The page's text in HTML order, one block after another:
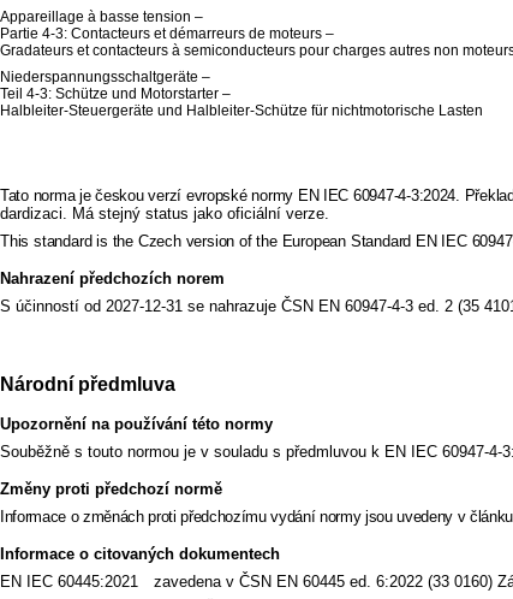
Appareillage à basse tension –
Partie 4-3: Contacteurs et démarreurs de moteurs –
Gradateurs et contacteurs à semiconducteurs pour charges autres non
Niederspannungsschaltgeräte –
Teil 4-3: Schütze und Motorstarter –
Halbleiter-Steuergeräte und Halbleiter-Schütze für nichtmotorische Lasten
Tato norma je českou verzí evropské normy EN IEC 60947-4-3:2024.
dardizaci. Má stejný status jako oficiální verze.
This standard is the Czech version of the European Standard EN IEC
Nahrazení předchozích norem
S účinností od 2027-12-31 se nahrazuje ČSN EN 60947-4-3 ed. 2 (35
Národní předmluva
Upozornění na používání této normy
Souběžně s touto normou je v souladu s předmluvou k EN IEC 60947-
Změny proti předchozí normě
Informace o změnách proti předchozímu vydání normy jsou uvedeny v
Informace o citovaných dokumentech
EN IEC 60445:2021 zavedena v ČSN EN 60445 ed. 6:2022 (33 0160)